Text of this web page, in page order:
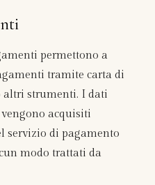
permettono a
tramite carta di
altri strumenti. I dati
acquisiti
servizio di pagamento
modo trattati da